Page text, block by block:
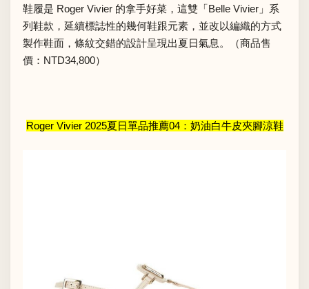
鞋履是 Roger Vivier 的拿手好菜，這雙「Belle Vivier」系
列鞋款，延續標誌性的幾何鞋跟元素，並改以編織的方式
製作鞋面，條紋交錯的設計呈現出夏日氣息。（商品售
價：NTD34,800）
Roger Vivier 2025夏日單品推薦04：奶油白牛皮夾腳涼鞋